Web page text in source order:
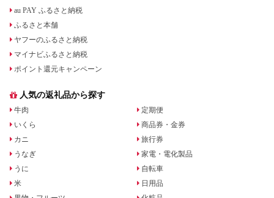
au PAY ふるさと納税
ふるさと本舗
ヤフーのふるさと納税
マイナビふるさと納税
ポイント還元キャンペーン
人気の返礼品から探す
牛肉
いくら
カニ
うなぎ
うに
米
定期便
商品券・金券
旅行券
家電・電化製品
自転車
日用品